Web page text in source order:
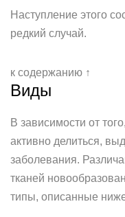
Наступление этого
редкий случай.
к содержанию ↑
Виды
В зависимости от
активно делиться,
заболевания.
тканей
типы, описанные